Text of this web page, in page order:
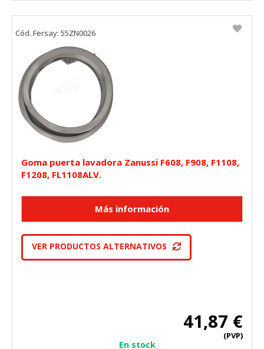
Goma puerta lavadora Zanussi F608, F908, F1108,
F1208, FL1108ALV.
VER PRODUCTOS ALTERNATIVOS
41,87 €
(PVP)
En stock
Cód. Fersay: 55ZN0026